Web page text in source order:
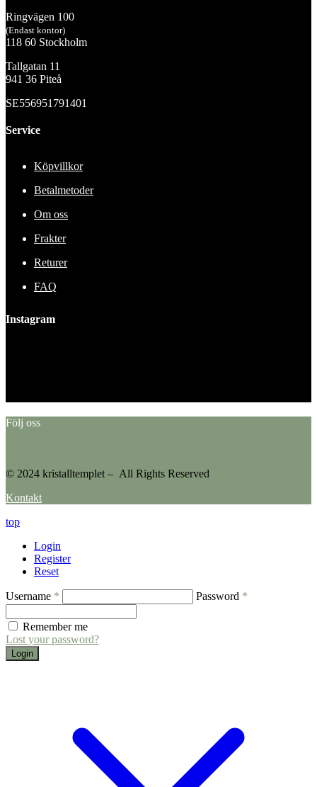
Ringvägen 100
(Endast kontor)
118 60 Stockholm
Tallgatan 11
941 36 Piteå
SE556951791401
Service
Köpvillkor
Betalmetoder
Om oss
Frakter
Returer
FAQ
Instagram
Följ oss
© 2024 kristalltemplet – All Rights Reserved
Kontakt
top
Login
Register
Reset
Username * Password *
Remember me
Lost your password?
Login